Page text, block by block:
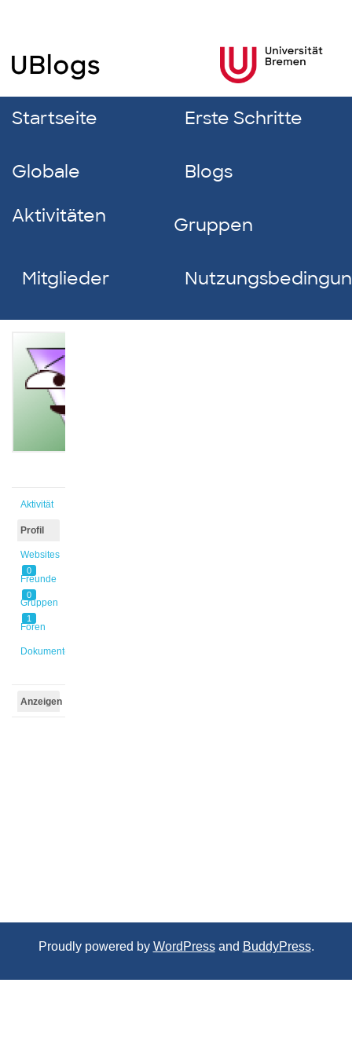
Startseite Erste Schritte
Globale
Aktivitäten
Blogs
Gruppen
Mitglieder
Aktivität
Profil
Websites
0
Freunde
0
Gruppen
1
Foren
Dokumente
Anzeigen
Proudly powered by WordPressand BuddyPress.